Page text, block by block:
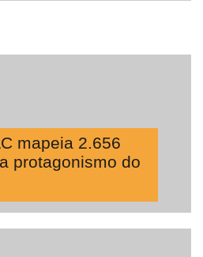
mapeia 2.656
protagonismo do